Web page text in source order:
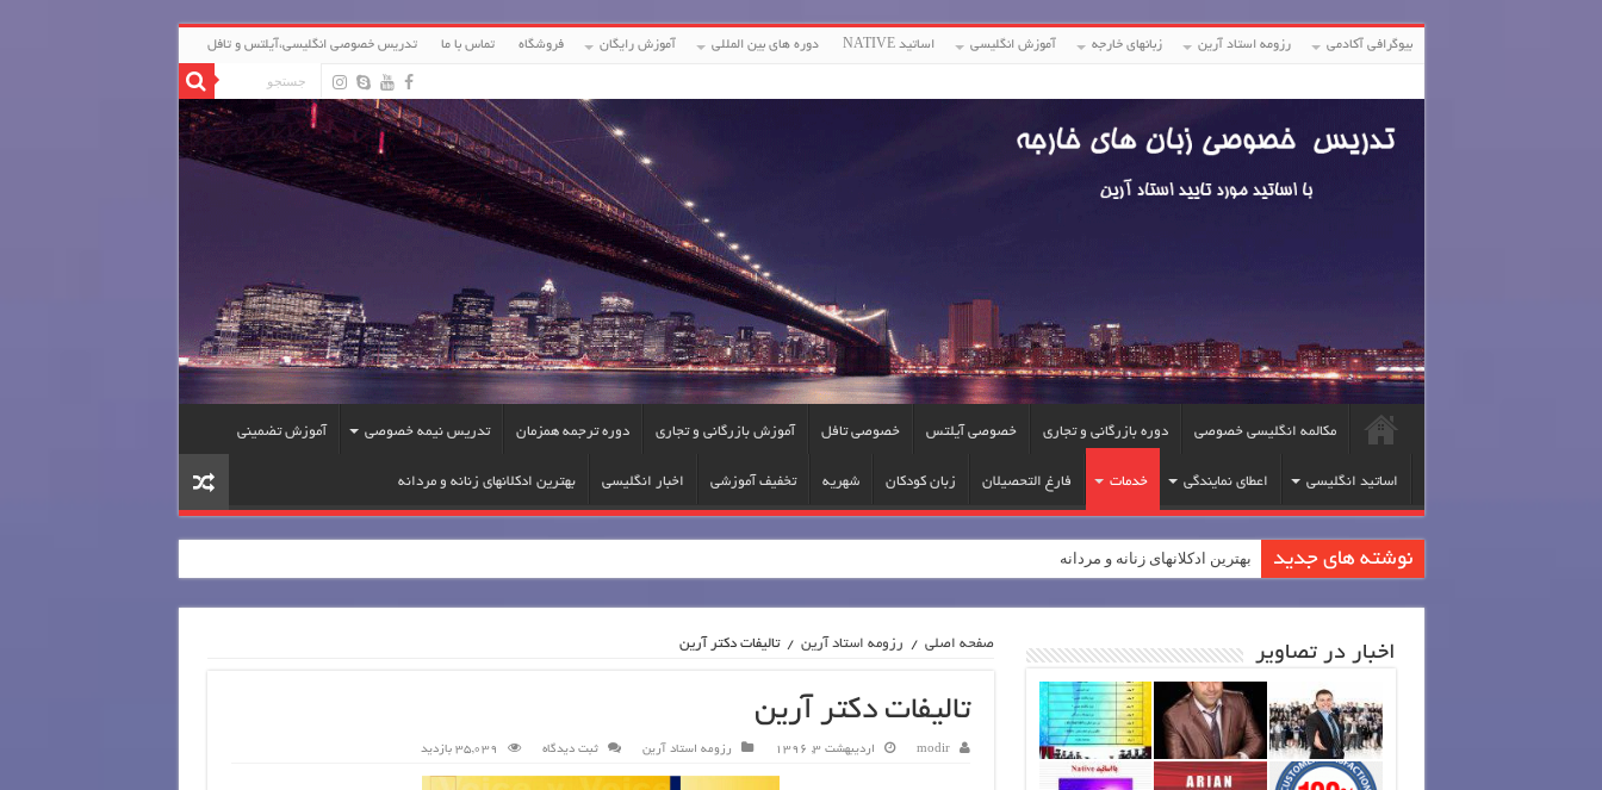
بیوگرافی آکادمی رزومه استاد آرین زبانهای خارجه آموزش انگلیسی اساتید NATIVE دوره های بین المللی آموزش رایگان فروشگاه تماس با ما تدریس خصوصی انگلیسی،آیلتس و تافل
مکالمه انگلیسی خصوصی دوره بازرگانی و تجاری خصوصی آیلتس خصوصی تافل آموزش بازرگانی و تجاری دوره ترجمه همزمان تدریس نیمه خصوصی آموزش تضمینی
اساتید انگلیسی اعطای نمایندگی خدمات فارغ التحصیلان زبان کودکان شهریه تخفیف آموزشی اخبار انگلیسی بهترین ادکلانهای زنانه و مردانه
نوشته های جدید بهترین ادکلانهای زنانه و مردانه
صفحه اصلی / رزومه استاد آرین / تالیفات دکتر آرین
تالیفات دکتر آرین
modir اردیبهشت 3, 1396 رزومه استاد آرین ثبت دیدگاه 35,039 بازدید
اخبار در تصاویر